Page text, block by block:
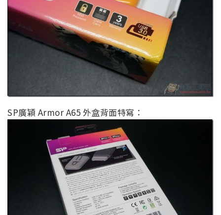
SP廣穎 Armor A65 外盒背面特寫：